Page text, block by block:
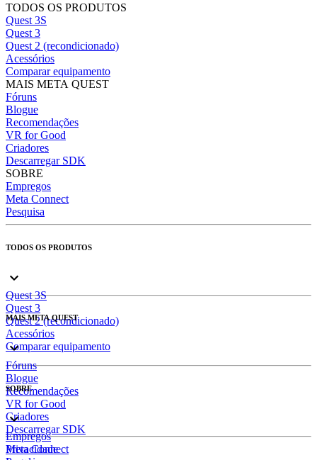
TODOS OS PRODUTOS
Quest 3S
Quest 3
Quest 2 (recondicionado)
Acessórios
Comparar equipamento
MAIS META QUEST
Fóruns
Blogue
Recomendações
VR for Good
Criadores
Descarregar SDK
SOBRE
Empregos
Meta Connect
Pesquisa
TODOS OS PRODUTOS
Quest 3S
Quest 3
Quest 2 (recondicionado)
Acessórios
Comparar equipamento
MAIS META QUEST
Fóruns
Blogue
Recomendações
VR for Good
Criadores
Descarregar SDK
SOBRE
Empregos
Meta Connect
Privacidade